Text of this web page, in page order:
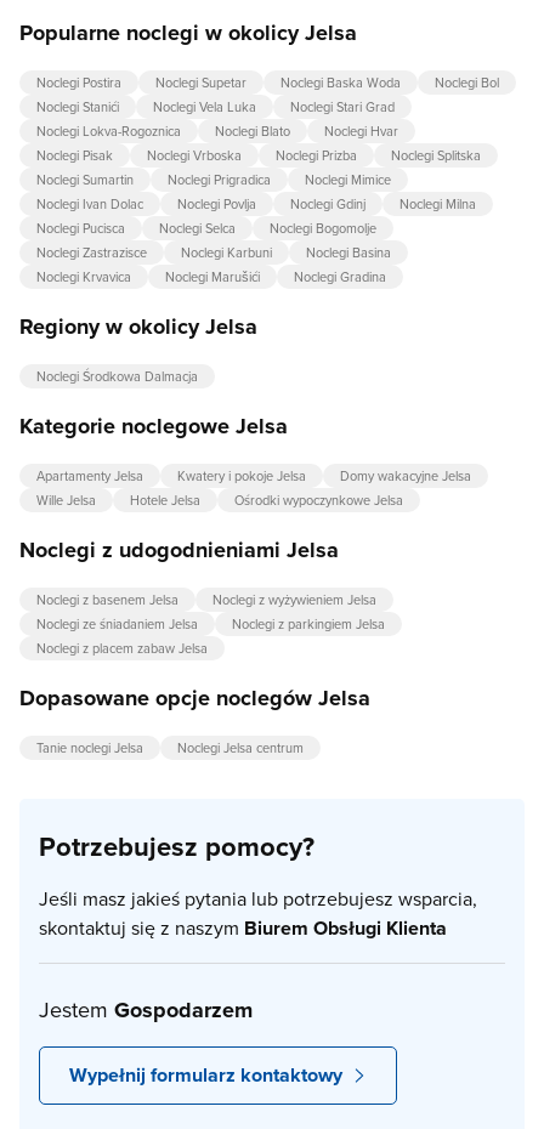
Popularne noclegi w okolicy Jelsa
Noclegi Postira Noclegi Supetar Noclegi Baska Woda
Noclegi Bol
Noclegi Stanići
Noclegi Vela Luka
Noclegi Stari Grad
Noclegi Lokva-Rogoznica
Noclegi Blato
Noclegi Hvar
Noclegi Pisak
Noclegi Vrboska Noclegi Prizba
Noclegi Splitska
Noclegi Sumartin
Noclegi Prigradica
Noclegi Mimice
Noclegi Ivan Dolac
Noclegi Povlja Noclegi Gdinj
Noclegi Milna
Noclegi Pucisca
Noclegi Selca
Noclegi Bogomolje
Noclegi Zastrazisce
Noclegi Karbuni
Noclegi Basina
Noclegi Krvavica
Noclegi Marušići Noclegi Gradina
Regiony w okolicy Jelsa
Noclegi Środkowa Dalmacja
Kategorie noclegowe Jelsa
Apartamenty Jelsa Kwatery i pokoje Jelsa
Domy wakacyjne Jelsa
Wille Jelsa
Hotele Jelsa Ośrodki wypoczynkowe Jelsa
Noclegi z udogodnieniami Jelsa
Noclegi z basenem Jelsa
Noclegi z wyżywieniem Jelsa
Noclegi ze śniadaniem Jelsa
Noclegi z parkingiem Jelsa
Noclegi z placem zabaw Jelsa
Dopasowane opcje noclegów Jelsa
Tanie noclegi Jelsa Noclegi Jelsa centrum
Potrzebujesz pomocy?
Jeśli masz jakieś pytania lub potrzebujesz wsparcia,
skontaktuj się z naszym Biurem Obsługi Klienta
Jestem Gospodarzem
Wypełnij formularz kontaktowy